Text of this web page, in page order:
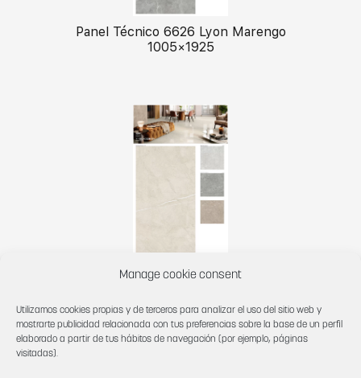
Manage cookie consent
Utilizamos cookies propias y de terceros para analizar el uso del sitio web y
mostrarte publicidad relacionada con tus preferencias sobre la base de un perfil
elaborado a partir de tus hábitos de navegación (por ejemplo, páginas
visitadas).
Panel Técnico 6626 Lyon Marengo
1005×1925
1005×1925